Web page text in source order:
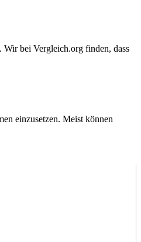
Wir bei Vergleich.org finden, dass
einzusetzen. Meist können